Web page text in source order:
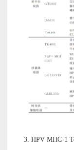
3. HPV MHC-1